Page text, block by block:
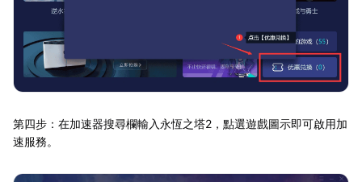
第四步：在加速器搜尋欄輸入永恆之塔2，點選遊戲圖示即可啟用加
速服務。